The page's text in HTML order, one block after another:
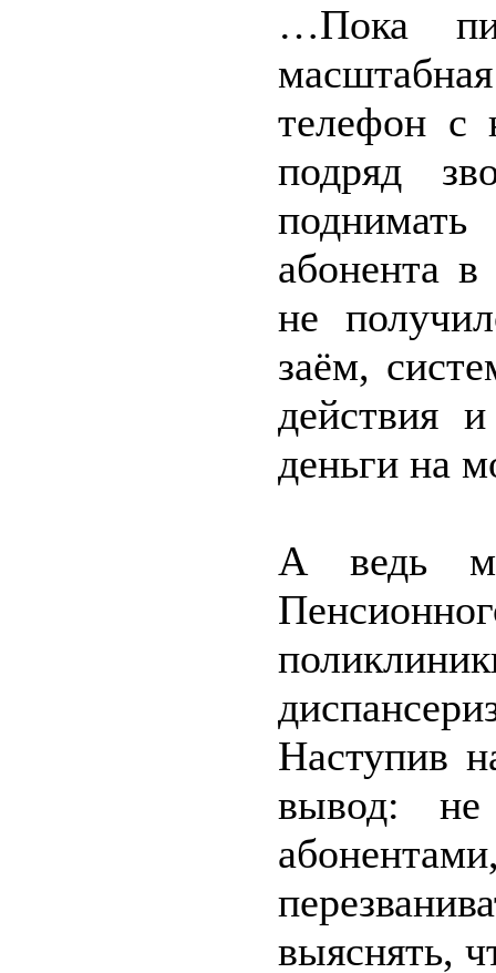
…Пока
телефон с
подряд
абонента
не
заём,
действия
деньги на
А ведь
Наступив
вывод:
выяснять,